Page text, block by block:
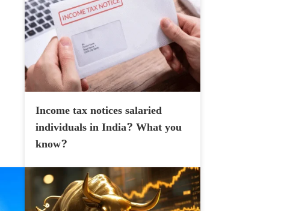
Income tax notices salaried
individuals in India? What you
know?